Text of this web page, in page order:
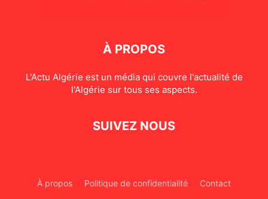
À PROPOS
L'Actu Algérie est un média qui couvre l'actualité de
l'Algérie sur tous ses aspects.
SUIVEZ NOUS
À propos Politique de confidentialité Contact